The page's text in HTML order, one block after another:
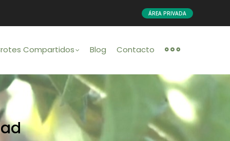
ÁREA PRIVADA
Compartidos Blog Contacto